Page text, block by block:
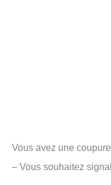
Vous avez une
– Vous souhaitez